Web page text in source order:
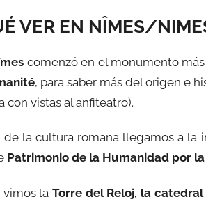
VER EN NÎMES/
comenzó en el monumento
, para saber más del origen e
con vistas al anfiteatro).
la cultura romana llegamos a la
Patrimonio de la Humanidad por la
la Torre del Reloj, la catedral